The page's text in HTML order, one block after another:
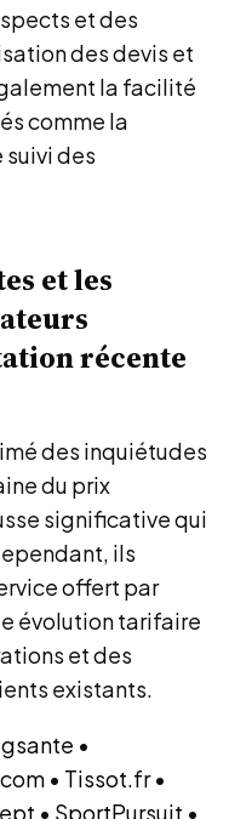
et des
des devis et
la facilité
comme la
des
et les
récente
des inquiétudes
du prix
significative qui
ils
offert par
évolution tarifaire
et des
existants.
•
• Tissot.fr•
• SportPursuit •